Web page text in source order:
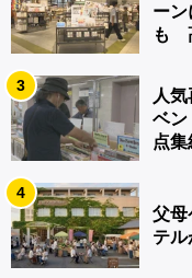
ー
も
3
人
ベ
点
4
父母
テ